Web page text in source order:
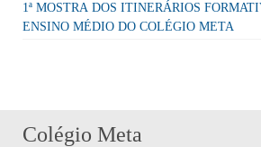
1ª MOSTRA DOS ITINERÁRIOS
ENSINO MÉDIO DO COLÉGIO META
Colégio Meta